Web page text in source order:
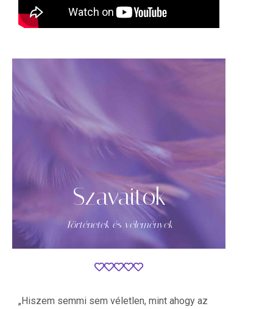
Szavaitok
Történetek és vélemények
„Hiszem semmi sem véletlen, mint ahogy az